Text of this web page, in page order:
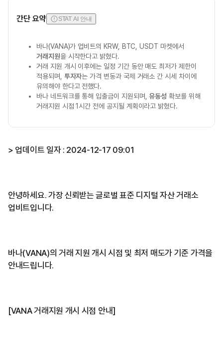
간단 요약 STAT AI 안내
바나(VANA)가 업비트의 KRW, BTC, USDT 마켓에서
거래지원을 시작한다고 밝혔다.
거래 지원 개시 이후에는 일정 기간 동안 매도 최저가 제한이
적용되며, 투자자는 가격 변동과 국제 거래소 간 시세 차이에
유의해야 한다고 전했다.
바나 네트워크를 통해 입출금이 지원되며,유동성 확보를 위해
거래지원 시점 1시간 전에 공지될 계획이라고 밝혔다.
> 업데이트 일자 : 2024-12-17 09:01
안녕하세요. 가장 신뢰받는 글로벌 표준 디지털 자산 거래소
업비트입니다.
바나(VANA)의 거래 지원 개시 시점 및 최저 매도가 기준 가격을
안내드립니다.
[VANA 거래지원 개시 시점 안내]